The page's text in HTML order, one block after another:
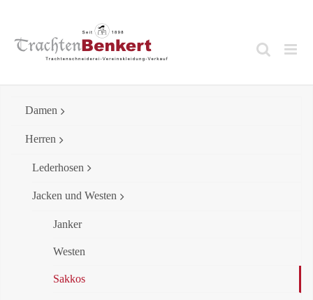
content
Damen
Herren
Lederhosen
Jacken und Westen
Janker
Westen
Sakkos